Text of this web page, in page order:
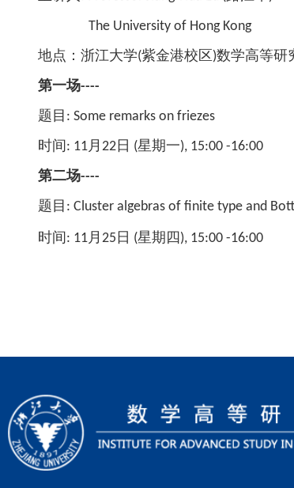
The University of Hong Kong
地点：浙江大学(紫金港校区)数学高等研
第一场----
题目: Some remarks on friezes
时间: 11月22日 (星期一), 15:00 -16:00
第二场----
题目: Cluster algebras of finite type and
时间: 11月25日 (星期四), 15:00 -16:00